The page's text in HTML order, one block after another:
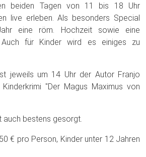
beiden Tagen von 11 bis 18 Uhr
live erleben. Als besonders Special
eine röm. Hochzeit sowie eine
für Kinder wird es einiges zu
jeweils um 14 Uhr der Autor Franjo
"Der Magus Maximus von
auch bestens gesorgt.
€ pro Person, Kinder unter 12 Jahren